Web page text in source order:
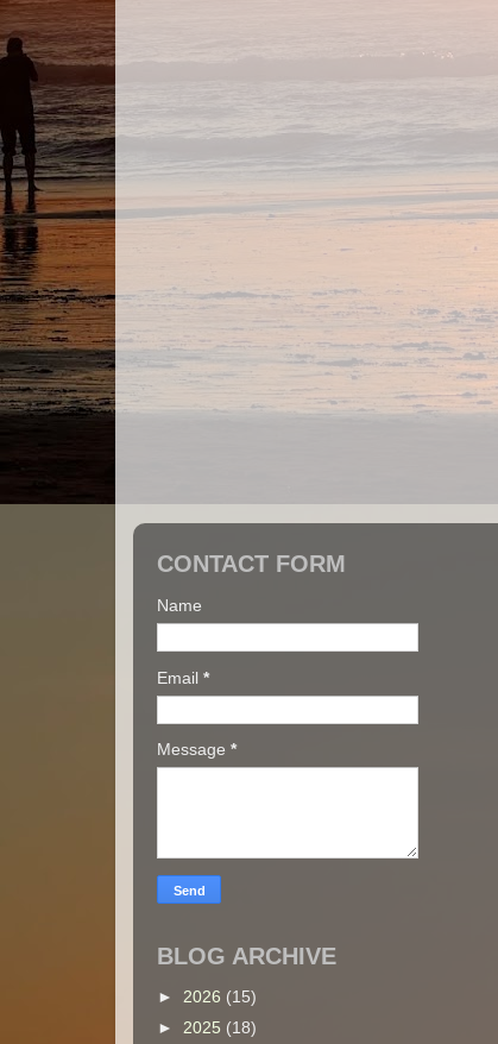
CONTACT FORM
Name
Email *
Message *
BLOG ARCHIVE
► 2026 (15)
► 2025 (18)